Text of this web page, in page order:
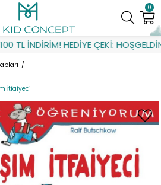
TL İNDİRİM! HEDİYE ÇEKİ: HOŞGELDİN
0
İtfaiyeci